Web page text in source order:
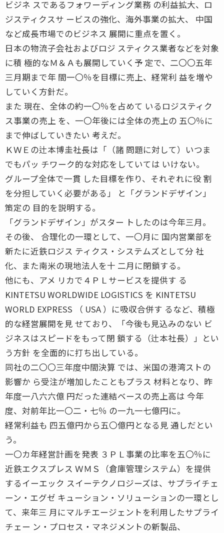
ビジネ スであるフォワーディング業務 の利益拡大、ロ
ジスティクスサ ービスの強化、海外事業の拡大、 中国
など成長市場でのビジネス 展開に重点を置く。
日本の物流子会社およびロジ スティクス業者などを対象
に積 極的なＭ＆Ａも展開していく予 定で、二〇〇五年
三月期まで年 間一〇％を目標に売上、経常利 益を増や
していく方針だ。
また 現在、全体の約一〇％を占めて いるロジスティク
ス事業の売上 を、一〇年後には全体の売上の 五〇％に
まで伸ばしていきたい 考えだ。
ＫＷＥの辻本博圭社長は「（諸 問題に対して）いつま
でもパッ チワーク的な対応をしていては いけない。
グループ全体で一貫 した目標を作り、それぞれに役 割
を分担していく必要がある」 と「グランドデザイン」
策定の 目的を説明する。
「グランドデザイン」がスター トしたのは今年三月。
その後、 合理化の一環として、一〇月に 国内営業部を
新たに近鉄ロジス ティクス・システムズとして分 社
化、また南米の現地法人を十 二月に閉鎖する。
他にも、アメ リカで４ＰＬサービスを提供す る
KINTETSU WORLDWIDE LOGISTICS を KINTETSU
WORLD EXPRESS （ USA ）に吸収合併す るなど、積極
的な経営展開を見 せており、「今後も見込みのない ビ
ジネスはスピードをもって閉 鎖する（辻本社長）」とい
う方針 を全面的に打ち出している。
同社の二〇〇三年度中間決算 では、米国の港湾ストの
影響か ら受注が増加したこともプラス 材料となり、昨
年度一八六六億 円だった連結ベースの売上高は 今年
度、対前年比一〇二・七％ の一九一七億円に。
経常利益も 四五億円から五〇億円となる見 通しだとい
う。
一〇カ年経営計画を発表 ３ＰＬ事業の比率を五〇％に
近鉄エクスプレス ＷＭＳ（倉庫管理システム）を提供
するイーエック スイーテクノロジーズは、サプライチェ
ーン・エグゼ キューション・ソリューションの一環とし
て、来年三 月にマルチエージェントを利用したサプライ
チェー ン・プロセス・マネジメントの新製品、